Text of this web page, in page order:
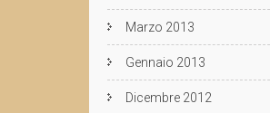
Marzo 2013
Gennaio 2013
Dicembre 2012